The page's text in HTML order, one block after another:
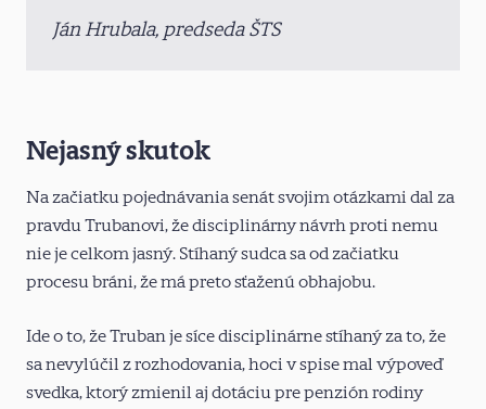
Ján Hrubala, predseda ŠTS
Nejasný skutok
Na začiatku pojednávania senát svojim otázkami dal za
pravdu Trubanovi, že disciplinárny návrh proti nemu
nie je celkom jasný. Stíhaný sudca sa od začiatku
procesu bráni, že má preto sťaženú obhajobu.
Ide o to, že Truban je síce disciplinárne stíhaný za to, že
sa nevylúčil z rozhodovania, hoci v spise mal výpoveď
svedka, ktorý zmienil aj dotáciu pre penzión rodiny